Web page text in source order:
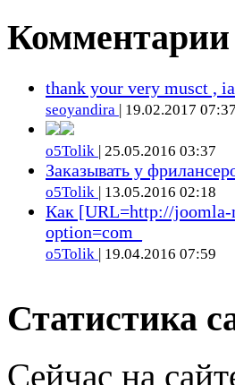
Комментарии
thank your very musct ,
seoyandira | 19.02.2017 07:37
o5Tolik | 25.05.2016 03:37
Заказывать у
o5Tolik | 13.05.2016 02:18
Как [URL=http://joomla-
option=com_
o5Tolik | 19.04.2016 07:59
Статистика
Сейчас на